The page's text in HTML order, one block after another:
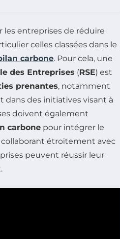
les entreprises de réduire
celles classées dans le
carbone. Pour cela, une
des Entreprises (RSE) est
prenantes, notamment
dans des initiatives visant à
doivent également
carbone pour intégrer le
étroitement avec
peuvent réussir leur